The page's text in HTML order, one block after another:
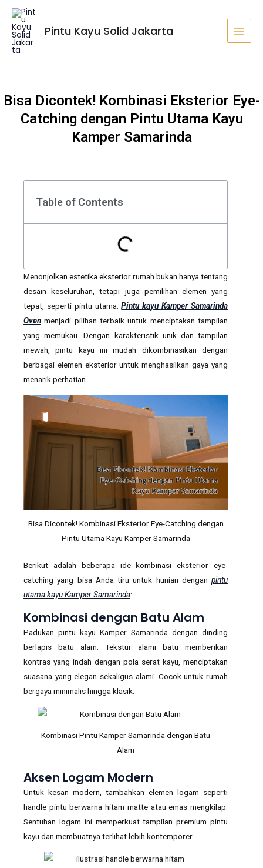
Lewati
konten
Pintu Kayu Solid Jakarta
Bisa Dicontek! Kombinasi Eksterior Eye-
Catching dengan Pintu Utama Kayu
Kamper Samarinda
Table of Contents
Menonjolkan estetika eksterior rumah bukan hanya tentang
desain keseluruhan, tetapi juga pemilihan elemen yang
tepat, seperti pintu utama.Pintu kayu Kamper Samarinda
Oven menjadi pilihan terbaik untuk menciptakan tampilan
yang memukau. Dengan karakteristik unik dan tampilan
mewah, pintu kayu ini mudah dikombinasikan dengan
berbagai elemen eksterior untuk menghasilkan gaya yang
menarik perhatian.
Bisa Dicontek! Kombinasi Eksterior Eye-Catching dengan
Pintu Utama Kayu Kamper Samarinda
Berikut adalah beberapa ide kombinasi eksterior eye-
catching yang bisa Anda tiru untuk hunian dengan pintu
utama kayu Kamper Samarinda:
Kombinasi dengan Batu Alam
Padukan pintu kayu Kamper Samarinda dengan dinding
berlapis batu alam. Tekstur alami batu memberikan
kontras yang indah dengan pola serat kayu, menciptakan
suasana yang elegan sekaligus alami. Cocok untuk rumah
bergaya minimalis hingga klasik.
Kombinasi Pintu Kamper Samarinda dengan Batu
Alam
Aksen Logam Modern
Untuk kesan modern, tambahkan elemen logam seperti
handle pintu berwarna hitam matte atau emas mengkilap.
Sentuhan logam ini memperkuat tampilan premium pintu
kayu dan membuatnya terlihat lebih kontemporer.